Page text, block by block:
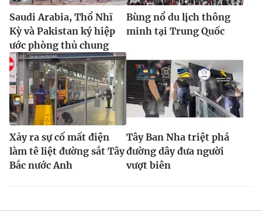
Saudi Arabia, Thổ Nhĩ
Kỳ và Pakistan ký hiệp
ước phòng thủ chung
Bùng nổ du lịch thông
minh tại Trung Quốc
Xảy ra sự cố mất điện
làm tê liệt đường sắt Tây
Bắc nước Anh
Tây Ban Nha triệt phá
đường dây đưa người
vượt biên